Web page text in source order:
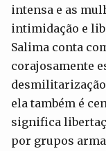
intensa e as
intimidação e
Salima conta
corajosamente
ela também é
significa
por grupos